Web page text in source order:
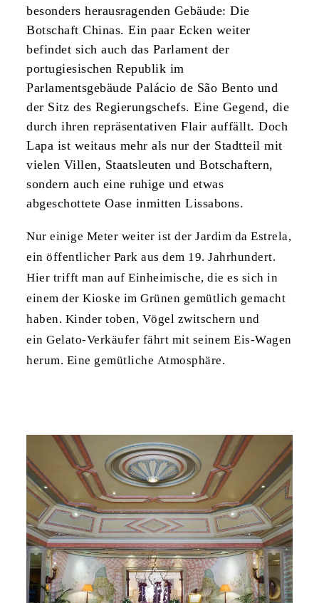
besonders herausragenden Gebäude: Die
Botschaft Chinas. Ein paar Ecken weiter
befindet sich auch das Parlament der
portugiesischen Republik im
Parlamentsgebäude Palácio de São Bento und
der Sitz des Regierungschefs. Eine Gegend, die
durch ihren repräsentativen Flair auffällt. Doch
Lapa ist weitaus mehr als nur der Stadtteil mit
vielen Villen, Staatsleuten und Botschaftern,
sondern auch eine ruhige und etwas
abgeschottete Oase inmitten Lissabons.
Nur einige Meter weiter ist der Jardim da Estrela,
ein öffentlicher Park aus dem 19. Jahrhundert.
Hier trifft man auf Einheimische, die es sich in
einem der Kioske im Grünen gemütlich gemacht
haben. Kinder toben, Vögel zwitschern und
ein Gelato-Verkäufer fährt mit seinem Eis-Wagen
herum. Eine gemütliche Atmosphäre.